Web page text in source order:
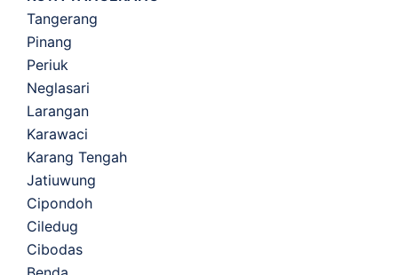
Tangerang
Pinang
Periuk
Neglasari
Larangan
Karawaci
Karang Tengah
Jatiuwung
Cipondoh
Ciledug
Cibodas